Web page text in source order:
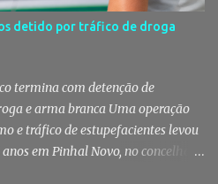
entre amigos e famílias,
que distingue o Pinhal Novo: a
ideia simples numa tradição que
os anos, quando ch...
detido por tráfico de droga
termina com detenção de
e arma branca Uma operação
e tráfico de estupefacientes levou
em Pinhal Novo, no concelho